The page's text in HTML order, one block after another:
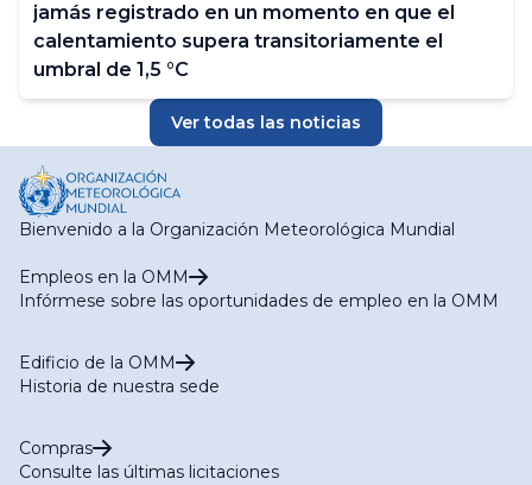
jamás registrado en un momento en que el
calentamiento supera transitoriamente el
umbral de 1,5 °C
Ver todas las noticias
Bienvenido a la Organización Meteorológica Mundial
Empleos en la OMM
Infórmese sobre las oportunidades de empleo en la OMM
Edificio de la OMM
Historia de nuestra sede
Compras
Consulte las últimas licitaciones